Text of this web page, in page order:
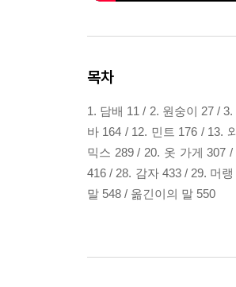
목차
1. 담배 11 / 2. 원숭이 27 /
바 164 / 12. 민트 176 / 13.
믹스 289 / 20. 옷 가게 307
416 / 28. 감자 433 / 29. 머
말 548 / 옮긴이의 말 550